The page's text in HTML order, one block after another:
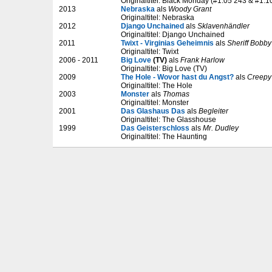
2013
Nebraska als Woody Grant
Originaltitel: Nebraska
2012
Django Unchained als Sklavenhändler
Originaltitel: Django Unchained
2011
Twixt - Virginias Geheimnis als Sheriff
Originaltitel: Twixt
2006 - 2011
Big Love (TV) als Frank Harlow
Originaltitel: Big Love (TV)
2009
The Hole - Wovor hast du Angst? als
Originaltitel: The Hole
2003
Monster als Thomas
Originaltitel: Monster
2001
Das Glashaus Das als Begleiter
Originaltitel: The Glasshouse
1999
Das Geisterschloss als Mr. Dudley
Originaltitel: The Haunting